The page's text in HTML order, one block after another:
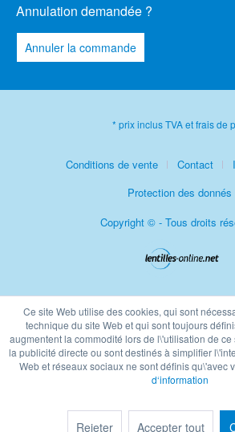
Annulation demandée ?
Annuler la commande
* prix inclus TVA et frais de
Conditions de vente Contact
Protection des donnés
Copyright © - Tous droits
Ce site Web utilise des cookies, qui sont
technique du site Web et qui sont toujours
augmentent la commodité lors de l\'utilisation de
la publicité directe ou sont destinés à simplifier
Web et réseaux sociaux ne sont définis qu\'avec
d‘information
Rejeter Accepter tout